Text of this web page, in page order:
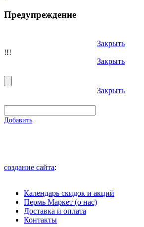
Предупреждение
Закрыть
!!!
Закрыть
Закрыть
Добавить
создание сайта:
Календарь скидок и акций
Пермь Маркет (о нас)
Доставка и оплата
Контакты